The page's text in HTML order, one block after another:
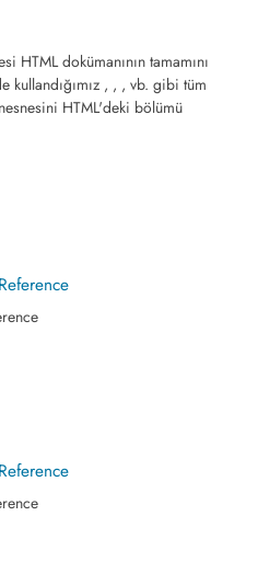
HTML dokümanının tamamını
kullandığımız , , , vb. gibi tüm
HTML'deki bölümü